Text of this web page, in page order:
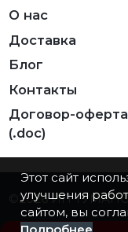
О нас
Доставка
Блог
Контакты
Договор-оферта
(.doc)
©2026ИП
Этот сайт
улучшения
сайтом, вы
Подробнее